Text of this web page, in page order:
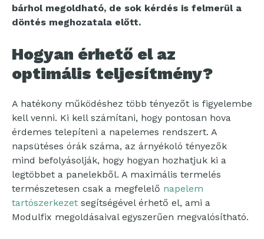
bárhol megoldható, de sok kérdés is felmerül a
döntés meghozatala előtt.
Hogyan érhető el az
optimális teljesítmény?
A hatékony működéshez több tényezőt is figyelembe
kell venni. Ki kell számítani, hogy pontosan hova
érdemes telepíteni a napelemes rendszert. A
napsütéses órák száma, az árnyékoló tényezők
mind befolyásolják, hogy hogyan hozhatjuk ki a
legtöbbet a panelekből. A maximális termelés
természetesen csak a megfelelő napelem
tartószerkezet segítségével érhető el, ami a
Modulfix megoldásaival egyszerűen megvalósítható.